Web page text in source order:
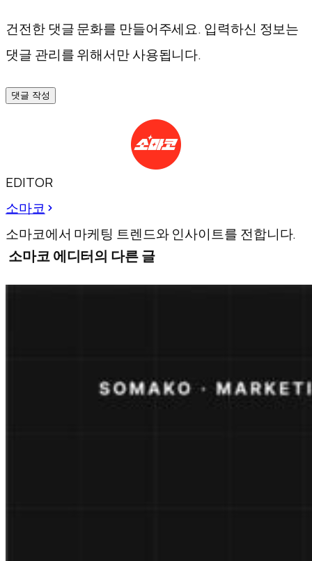
건전한 댓글 문화를 만들어주세요. 입력하신 정보는
댓글 관리를 위해서만 사용됩니다.
댓글 작성
EDITOR
소마코
소마코에서 마케팅 트렌드와 인사이트를 전합니다.
소마코 에디터의 다른 글